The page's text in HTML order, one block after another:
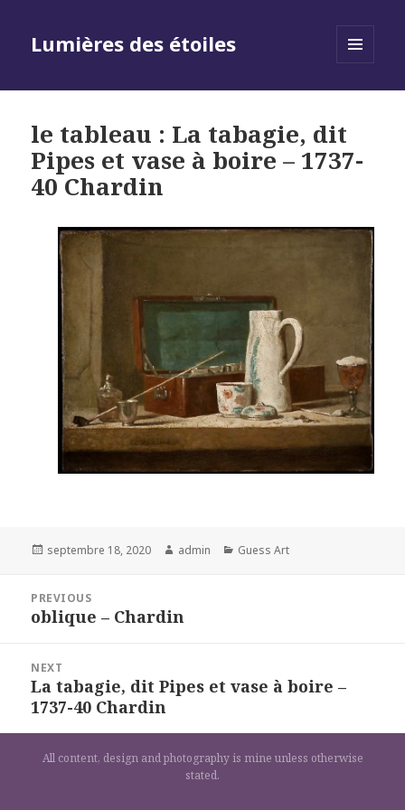
Lumières des étoiles
le tableau : La tabagie, dit
Pipes et vase à boire – 1737-
40 Chardin
Posted
septembre 18, 2020 Author
admin Categories
Guess Art
l’article
PREVIOUS
Previous
oblique – Chardin
NEXT
Next
post:
La tabagie, dit Pipes et vase à boire –
1737-40 Chardin
All content, design and photography is mine unless otherwise
stated.